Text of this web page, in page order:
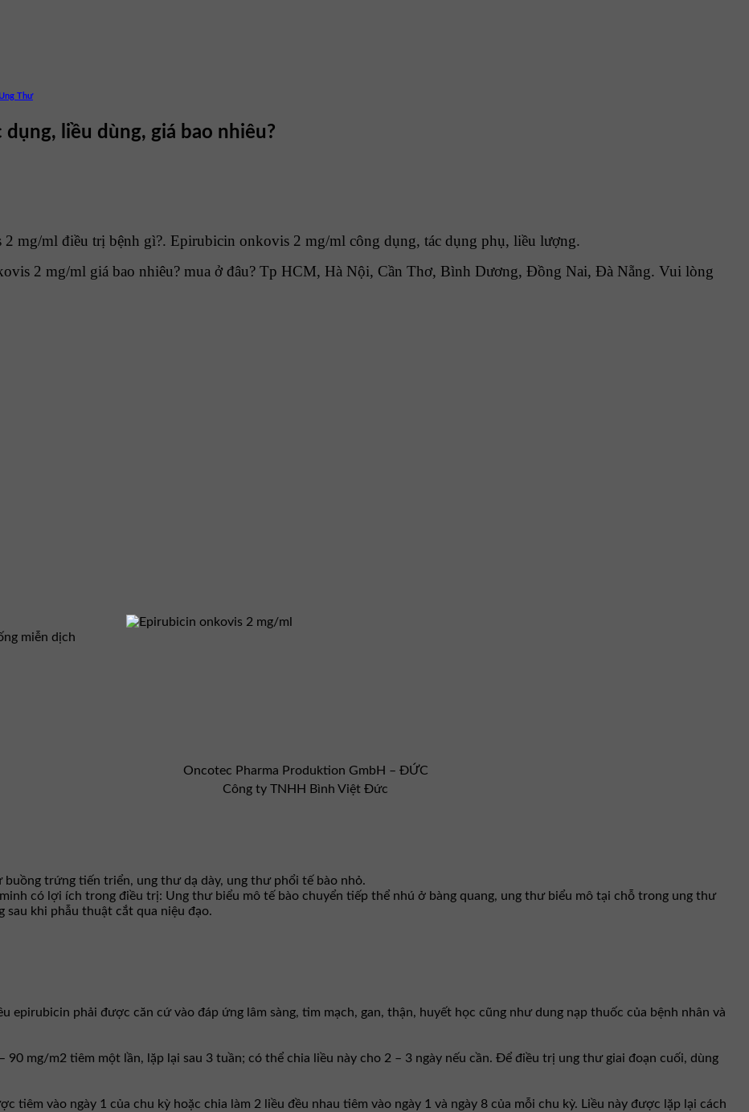
Thư
liều dùng, giá bao nhiêu?
mg/ml điều trị bệnh gì?. Epirubicin onkovis 2 mg/ml công dụng, tác dụng phụ, liều lượng.
2 mg/ml giá bao nhiêu? mua ở đâu? Tp HCM, Hà Nội, Cần Thơ, Bình Dương, Đồng Nai, Đà Nẵng. Vui lòng
miễn dịch
Oncotec Pharma Produktion GmbH – ĐỨC
Công ty TNHH Bình Việt Đức
trứng tiến triển, ung thư dạ dày, ung thư phổi tế bào nhỏ.
có lợi ích trong điều trị: Ung thư biểu mô tế bào chuyển tiếp thể nhú ở bàng quang, ung thư biểu mô tại chỗ trong ung thư
sau khi phẫu thuật cắt qua niệu đạo.
phải được căn cứ vào đáp ứng lâm sàng, tim mạch, gan, thận, huyết học cũng như dung nạp thuốc của bệnh nhân và
mg/m2 tiêm một lần, lặp lại sau 3 tuần; có thể chia liều này cho 2 – 3 ngày nếu cần. Để điều trị ung thư giai đoạn cuối, dùng
tiêm vào ngày 1 của chu kỳ hoặc chia làm 2 liều đều nhau tiêm vào ngày 1 và ngày 8 của mỗi chu kỳ. Liều này được lặp lại cách